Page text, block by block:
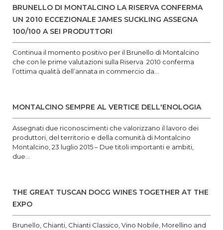
BRUNELLO DI MONTALCINO LA RISERVA CONFERMA
UN 2010 ECCEZIONALE JAMES SUCKLING ASSEGNA
100/100 A SEI PRODUTTORI
Continua il momento positivo per il Brunello di Montalcino
che con le prime valutazioni sulla Riserva 2010 conferma
l’ottima qualità dell’annata in commercio da...
MONTALCINO SEMPRE AL VERTICE DELL'ENOLOGIA
Assegnati due riconoscimenti che valorizzano il lavoro dei
produttori, del territorio e della comunità di Montalcino
Montalcino, 23 luglio 2015 – Due titoli importanti e ambiti,
due...
THE GREAT TUSCAN DOCG WINES TOGETHER AT THE
EXPO
Brunello, Chianti, Chianti Classico, Vino Nobile, Morellino and